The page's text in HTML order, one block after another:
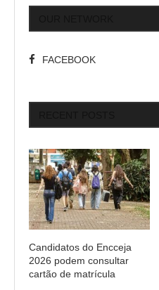
FACEBOOK
Candidatos do Encceja
2026 podem consultar
cartão de matrícula